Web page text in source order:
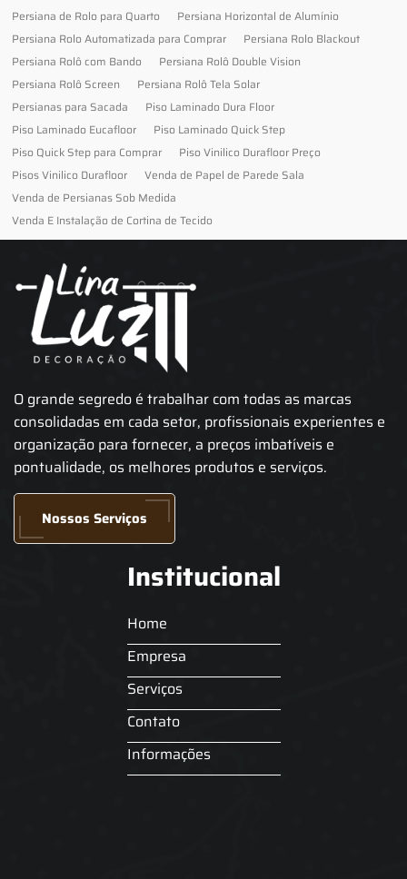
Persiana de Rolo para Quarto
Persiana Horizontal de Alumínio
Persiana Rolo Automatizada para Comprar
Persiana Rolo Blackout
Persiana Rolô com Bando
Persiana Rolô Double Vision
Persiana Rolô Screen
Persiana Rolô Tela Solar
Persianas para Sacada
Piso Laminado Dura Floor
Piso Laminado Eucafloor
Piso Laminado Quick Step
Piso Quick Step para Comprar
Piso Vinilico Durafloor Preço
Pisos Vinilico Durafloor
Venda de Papel de Parede Sala
Venda de Persianas Sob Medida
Venda E Instalação de Cortina de Tecido
O grande segredo é trabalhar com todas as marcas
consolidadas em cada setor, profissionais experientes e
organização para fornecer, a preços imbatíveis e
pontualidade, os melhores produtos e serviços.
Nossos Serviços
Institucional
Home
Empresa
Serviços
Contato
Informações